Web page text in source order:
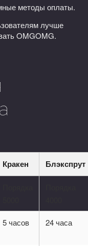
методы оплаты.
лучше
OMGOMG.
Кракен Блэкспрут
5 часов 24 часа